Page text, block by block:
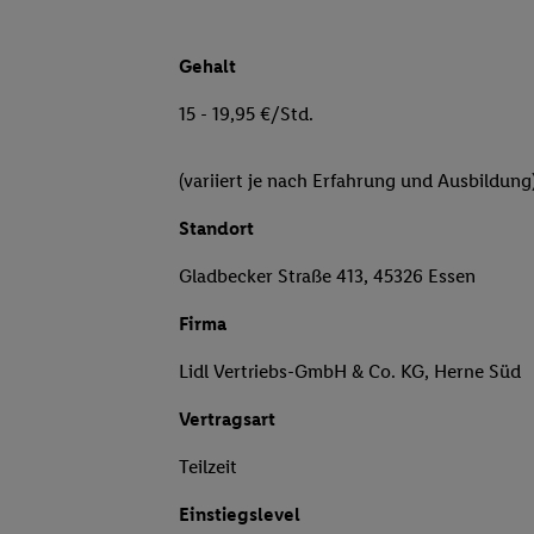
Gehalt
15 - 19,95 €/Std.
(variiert je nach Erfahrung und
Standort
Gladbecker Straße 413, 45326 Essen
Firma
Lidl Vertriebs-GmbH & Co. KG, Herne Süd
Vertragsart
Teilzeit
Einstiegslevel